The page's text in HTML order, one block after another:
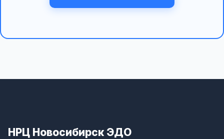
НРЦ Новосибирск ЭДО